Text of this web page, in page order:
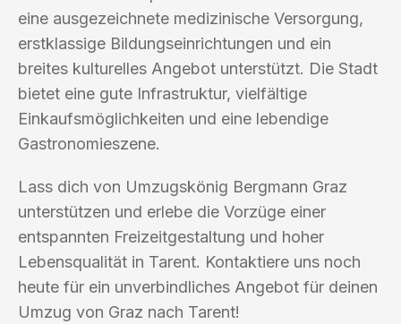
eine ausgezeichnete medizinische Versorgung,
erstklassige Bildungseinrichtungen und ein
breites kulturelles Angebot unterstützt. Die Stadt
bietet eine gute Infrastruktur, vielfältige
Einkaufsmöglichkeiten und eine lebendige
Gastronomieszene.
Lass dich von Umzugskönig Bergmann Graz
unterstützen und erlebe die Vorzüge einer
entspannten Freizeitgestaltung und hoher
Lebensqualität in Tarent. Kontaktiere uns noch
heute für ein unverbindliches Angebot für deinen
Umzug von Graz nach Tarent!